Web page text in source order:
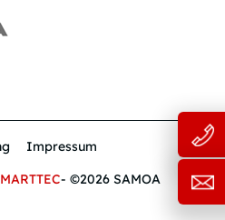
Impressum
- ©2026 SAMOA